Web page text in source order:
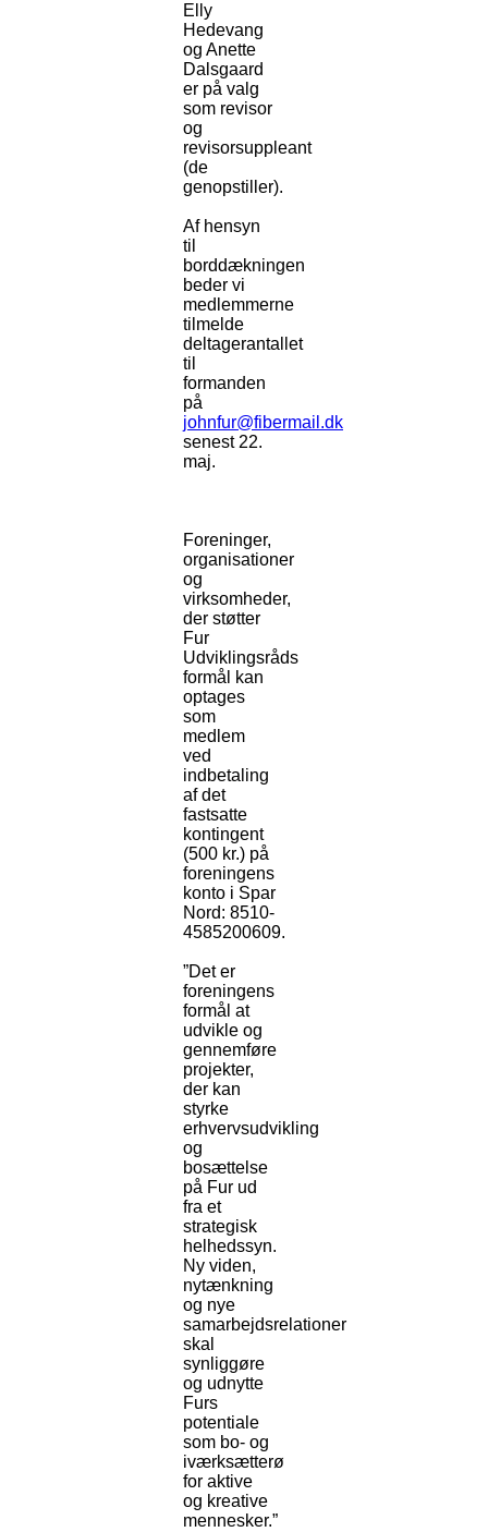
Elly
Hedevang
og Anette
Dalsgaard
er på valg
som revisor
og
revisorsuppleant
(de
genopstiller).
Af hensyn
til
borddækningen
beder vi
medlemmerne
tilmelde
deltagerantallet
til
formanden
på
johnfur@fibermail.dk
senest 22.
maj.
Foreninger,
organisationer
og
virksomheder,
der støtter
Fur
Udviklingsråds
formål kan
optages
som
medlem
ved
indbetaling
af det
fastsatte
kontingent
(500 kr.) på
foreningens
konto i Spar
Nord: 8510-
4585200609.
”Det er
foreningens
formål at
udvikle og
gennemføre
projekter,
der kan
styrke
erhvervsudvikling
og
bosættelse
på Fur ud
fra et
strategisk
helhedssyn.
Ny viden,
nytænkning
og nye
samarbejdsrelationer
skal
synliggøre
og udnytte
Furs
potentiale
som bo- og
iværksætterø
for aktive
og kreative
mennesker.”